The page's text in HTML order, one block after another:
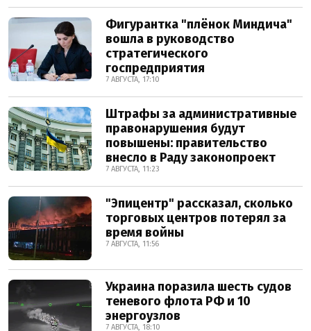
Фигурантка "плёнок Миндича"
вошла в руководство
стратегического
госпредприятия
7 АВГУСТА, 17:10
Штрафы за административные
правонарушения будут
повышены: правительство
внесло в Раду законопроект
7 АВГУСТА, 11:23
"Эпицентр" рассказал, сколько
торговых центров потерял за
время войны
7 АВГУСТА, 11:56
Украина поразила шесть судов
теневого флота РФ и 10
энергоузлов
7 АВГУСТА, 18:10